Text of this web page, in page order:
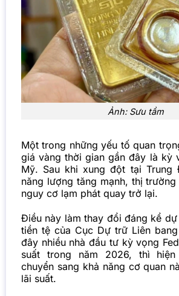
Ảnh: Sưu tầm
Một trong những yếu tố quan
giá vàng thời gian gần đây là kỳ
Mỹ. Sau khi xung đột tại Trung
năng lượng tăng mạnh, thị
nguy cơ lạm phát quay trở lại.
Điều này làm thay đổi đáng kể
tiền tệ của Cục Dự trữ Liên bang
đây nhiều nhà đầu tư kỳ vọng
suất trong năm 2026, thì
chuyển sang khả năng cơ quan
lãi suất.